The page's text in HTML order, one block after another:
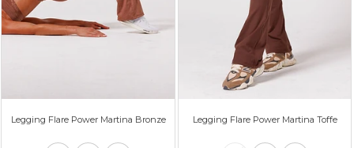
Legging Flare Power Martina Bronze Legging Flare Power Martina Toffe